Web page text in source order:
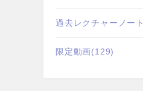
過去レクチャーノート
限定動画(129)